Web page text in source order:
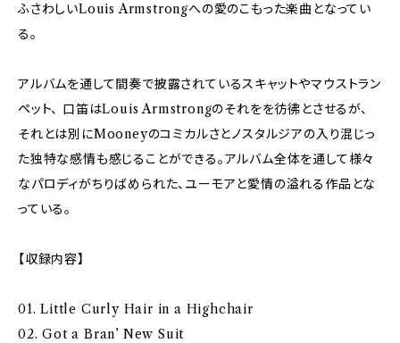
ふさわしいLouis Armstrongへの愛のこもった楽曲となってい
る。
アルバムを通して間奏で披露されているスキャットやマウストラン
ペット、 口笛はLouis Armstrongのそれをを彷彿とさせるが、
それとは別にMooneyのコミカルさとノスタルジアの入り混じっ
た独特な感情も感じることができる。アルバム全体を通して様々
なパロディがちりばめられた、ユーモアと愛情の溢れる作品とな
っている。
【収録内容】
01. Little Curly Hair in a Highchair
02. Got a Bran’ New Suit